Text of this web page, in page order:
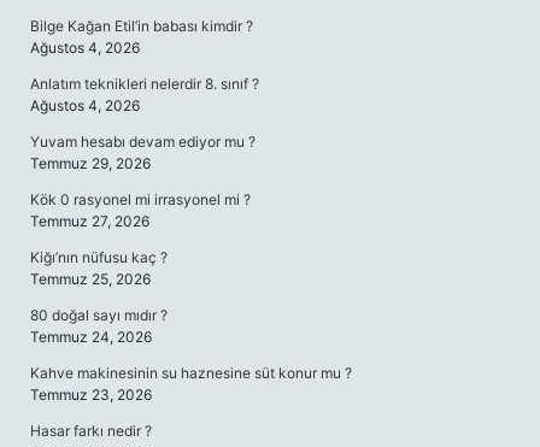
Bilge Kağan Etil’in babası kimdir ?
Ağustos 4, 2026
Anlatım teknikleri nelerdir 8. sınıf ?
Ağustos 4, 2026
Yuvam hesabı devam ediyor mu ?
Temmuz 29, 2026
Kök 0 rasyonel mi irrasyonel mi ?
Temmuz 27, 2026
Kiğı’nın nüfusu kaç ?
Temmuz 25, 2026
80 doğal sayı mıdır ?
Temmuz 24, 2026
Kahve makinesinin su haznesine süt konur mu ?
Temmuz 23, 2026
Hasar farkı nedir ?